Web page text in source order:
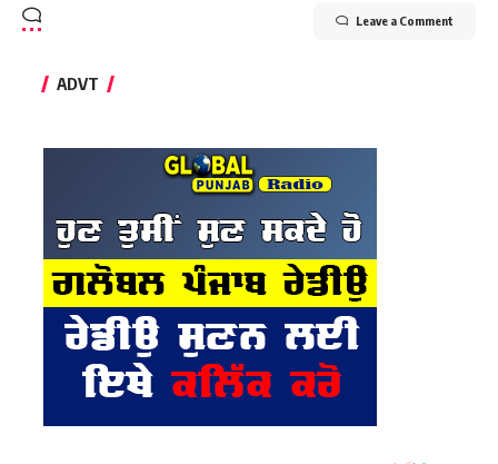
Leave a Comment
ADVT